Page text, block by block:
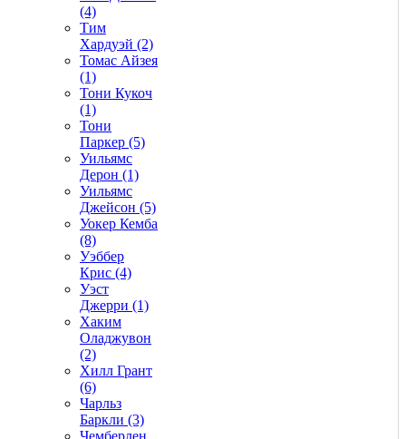
(4)
Тим
Хардуэй (2)
Томас Айзея
(1)
Тони Кукоч
(1)
Тони
Паркер (5)
Уильямс
Дерон (1)
Уильямс
Джейсон (5)
Уокер Кемба
(8)
Уэббер
Крис (4)
Уэст
Джерри (1)
Хаким
Оладжувон
(2)
Хилл Грант
(6)
Чарльз
Баркли (3)
Чемберлен